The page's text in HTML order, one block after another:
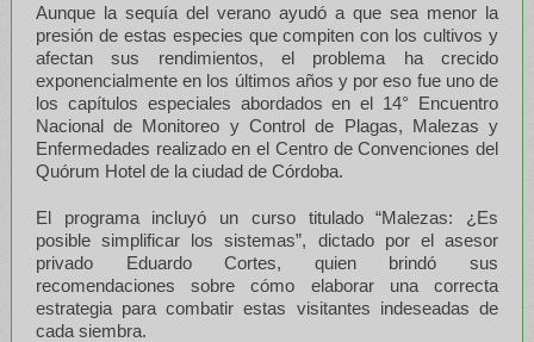
Aunque la sequía del verano ayudó a que sea menor la
presión de estas especies que compiten con los cultivos y
afectan sus rendimientos, el problema ha crecido
exponencialmente en los últimos años y por eso fue uno de
los capítulos especiales abordados en el 14° Encuentro
Nacional de Monitoreo y Control de Plagas, Malezas y
Enfermedades realizado en el Centro de Convenciones del
Quórum Hotel de la ciudad de Córdoba.
El programa incluyó un curso titulado “Malezas: ¿Es
posible simplificar los sistemas”, dictado por el asesor
privado Eduardo Cortes, quien brindó sus
recomendaciones sobre cómo elaborar una correcta
estrategia para combatir estas visitantes indeseadas de
cada siembra.